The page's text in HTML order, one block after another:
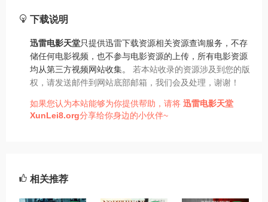
下载说明
迅雷电影天堂只提供迅雷下载资源相关资源查询服务，不存
储任何电影视频，也不参与电影资源的上传，所有电影资源
均从第三方视频网站收集。 若本站收录的资源涉及到您的版
权，请发送邮件到网站底部邮箱，我们会及处理，谢谢！
如果您认为本站能够为你提供帮助，请将 迅雷电影天堂
XunLei8.org分享给你身边的小伙伴~
相关推荐